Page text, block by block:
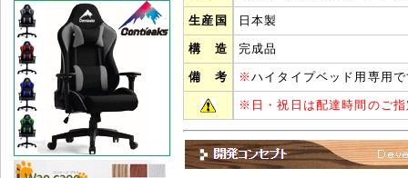
生産国 日本製
構 造 完成品
備 考 ※ハイタイプベッド用専用
※ 日・祝日は配達時間のご